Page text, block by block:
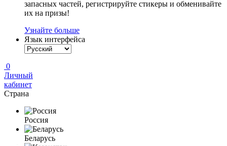
запасных частей, регистрируйте стикеры и обменивайте
их на призы!
Узнайте больше
Язык интерфейса
0
Личный
кабинет
Страна
Россия
Беларусь